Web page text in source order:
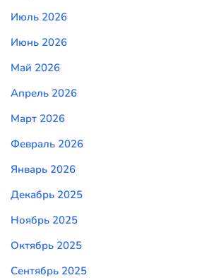
Июль 2026
Июнь 2026
Май 2026
Апрель 2026
Март 2026
Февраль 2026
Январь 2026
Декабрь 2025
Ноябрь 2025
Октябрь 2025
Сентябрь 2025